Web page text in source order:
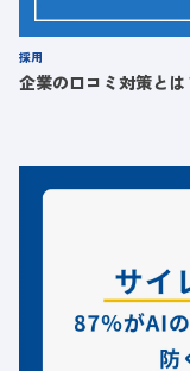
採用
企業の口コミ対策と